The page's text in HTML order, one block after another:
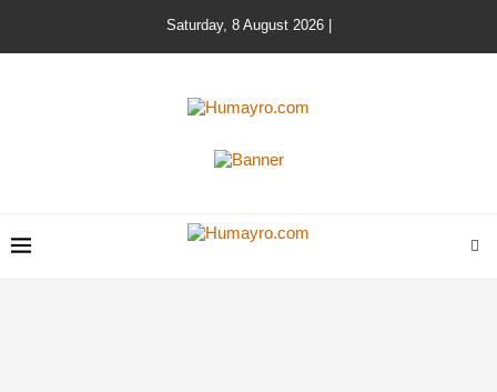
Saturday, 8 August 2026 |